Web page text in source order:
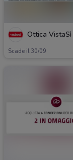
Ottica VistaSì
Scade il 30/09